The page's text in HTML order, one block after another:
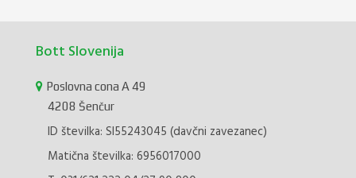
Bott Slovenija
Poslovna cona A 49
4208 Šenčur
ID številka: SI55243045 (davčni zavezanec)
Matična številka: 6956017000